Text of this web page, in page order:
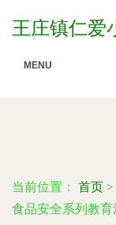
王庄镇仁爱
MENU
当前位置： 首页 >
食品安全系列教育